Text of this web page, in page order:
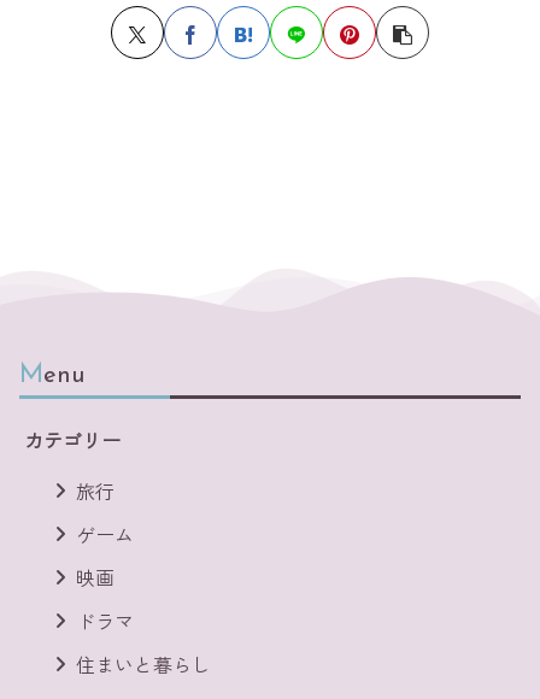
Menu
カテゴリー
旅行
ゲーム
映画
ドラマ
住まいと暮らし